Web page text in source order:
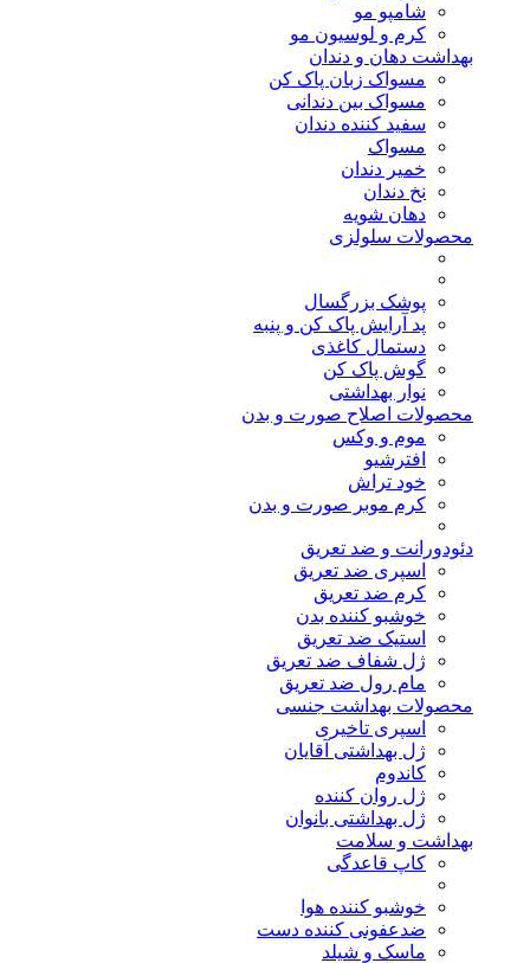
شامپو مو
کرم و لوسیون مو
بهداشت دهان و دندان
مسواک زبان پاک کن
مسواک بین دندانی
سفید کننده دندان
مسواک
خمیر دندان
نخ دندان
دهان شویه
محصولات سلولزی
پوشک بزرگسال
پد آرایش پاک کن و پنبه
دستمال کاغذی
گوش پاک کن
نوار بهداشتی
محصولات اصلاح صورت و بدن
موم و وکس
افترشیو
خود تراش
کرم موبر صورت و بدن
دئودورانت و ضد تعریق
اسپری ضد تعریق
کرم ضد تعریق
خوشبو کننده بدن
استیک ضد تعریق
ژل شفاف ضد تعریق
مام رول ضد تعریق
محصولات بهداشت جنسی
اسپری تاخیری
ژل بهداشتی آقایان
کاندوم
ژل روان کننده
ژل بهداشتی بانوان
بهداشت و سلامت
کاپ قاعدگی
خوشبو کننده هوا
ضدعفونی کننده دست
ماسک و شیلد